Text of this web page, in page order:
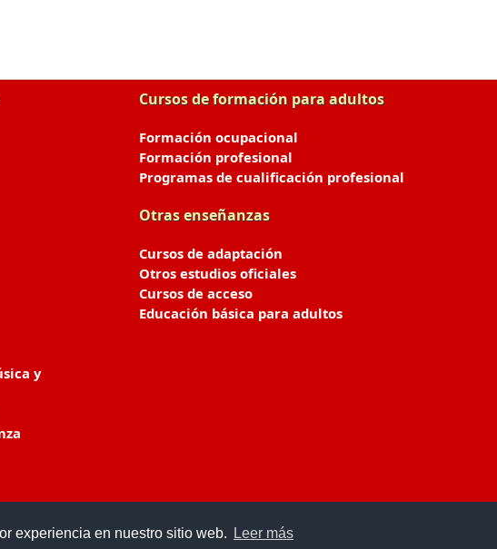
experiencia en nuestro sitio web. Leer más
y
Cursos de formación para adultos
Formación ocupacional
Formación profesional
Programas de cualificación profesional
Otras enseñanzas
Cursos de adaptación
Otros estudios oficiales
Cursos de acceso
Educación básica para adultos